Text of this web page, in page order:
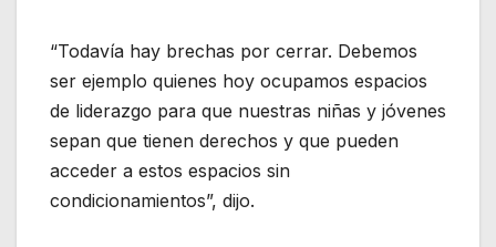
“Todavía hay brechas por cerrar. Debemos
ser ejemplo quienes hoy ocupamos espacios
de liderazgo para que nuestras niñas y jóvenes
sepan que tienen derechos y que pueden
acceder a estos espacios sin
condicionamientos”, dijo.